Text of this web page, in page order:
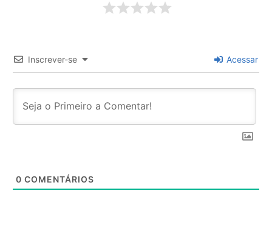
Inscrever-se Acessar
0 COMENTÁRIOS